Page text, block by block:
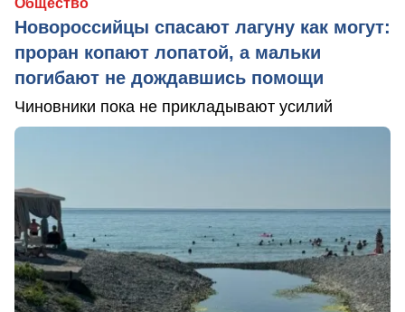
Общество
Новороссийцы спасают лагуну как могут:
проран копают лопатой, а мальки
погибают не дождавшись помощи
Чиновники пока не прикладывают усилий